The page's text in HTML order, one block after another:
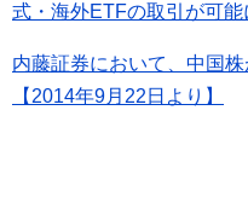
式・海外ETFの取引が可能
内藤証券において、中国
【2014年9月22日より】